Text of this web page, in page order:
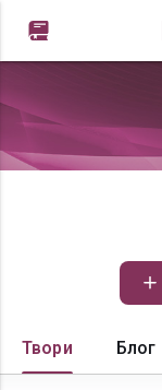
Твори Блог